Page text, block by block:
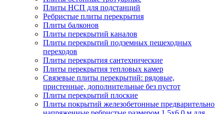
Плиты НСП для подстанций
Ребристые плиты перекрытия
Плиты балконов
Плиты перекрытий каналов
Плиты перекрытий подземных пешеходных
переходов
Плиты перекрытия сантехнические
Плиты перекрытия тепловых камер
Связевые плиты перекрытий: рядовые,
пристенные, дополнительные без пустот
Плиты перекрытий плоские
Плиты покрытий железобетонные предварительно